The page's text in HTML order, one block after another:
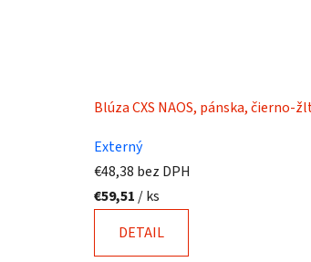
Blúza CXS NAOS, pánska, čierno-
Externý
€48,38 bez DPH
€59,51 / ks
DETAIL